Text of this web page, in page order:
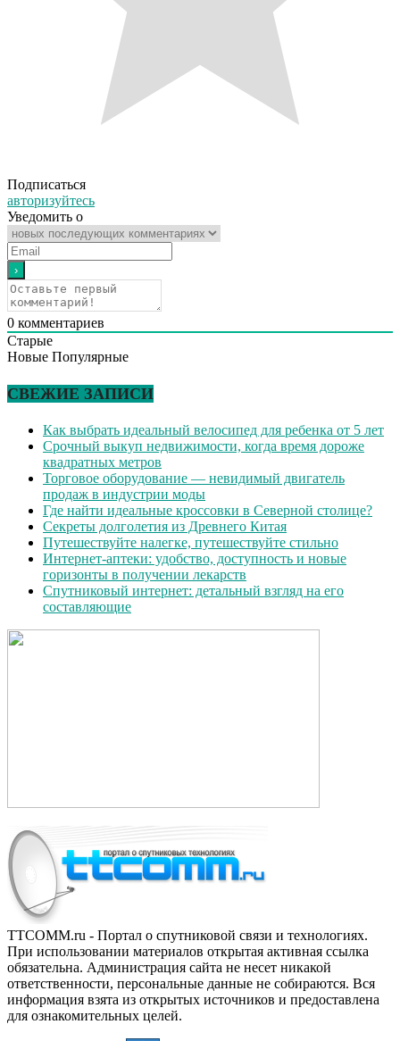
Подписаться
авторизуйтесь
Уведомить о
0 комментариев
Старые
Новые Популярные
СВЕЖИЕ ЗАПИСИ
Как выбрать идеальный велосипед для ребенка от 5 лет
Срочный выкуп недвижимости, когда время дороже
квадратных метров
Торговое оборудование — невидимый двигатель
продаж в индустрии моды
Где найти идеальные кроссовки в Северной столице?
Секреты долголетия из Древнего Китая
Путешествуйте налегке, путешествуйте стильно
Интернет-аптеки: удобство, доступность и новые
горизонты в получении лекарств
Спутниковый интернет: детальный взгляд на его
составляющие
TTCOMM.ru - Портал о спутниковой связи и технологиях.
При использовании материалов открытая активная ссылка
обязательна. Администрация сайта не несет никакой
ответственности, персональные данные не собираются. Вся
информация взята из открытых источников и предоставлена
для ознакомительных целей.